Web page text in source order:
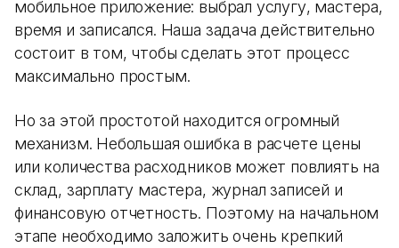
мобильное приложение: выбрал услугу, мастера,
время и записался. Наша задача действительно
состоит в том, чтобы сделать этот процесс
максимально простым.
Но за этой простотой находится огромный
механизм. Небольшая ошибка в расчете цены
или количества расходников может повлиять на
склад, зарплату мастера, журнал записей и
финансовую отчетность. Поэтому на начальном
этапе необходимо заложить очень крепкий